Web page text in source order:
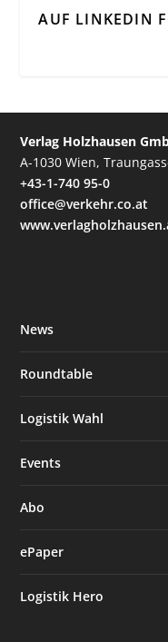
AUF LINKEDIN
Verlag Holzhausen
A-1030 Wien,
+43-1-740 95-0
office@verkehr.co.at
News
Roundtable
Logistik Wahl
Events
Abo
ePaper
Logistik Hero